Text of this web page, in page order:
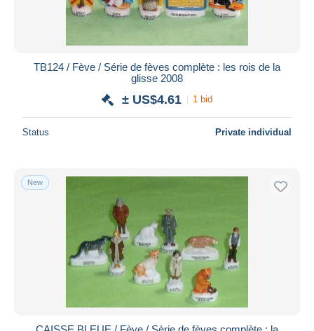
TB124 / Fève / Série de fèves complète : les rois de la
glisse 2008
± US$4.61 1 bid
Status Private individual
New